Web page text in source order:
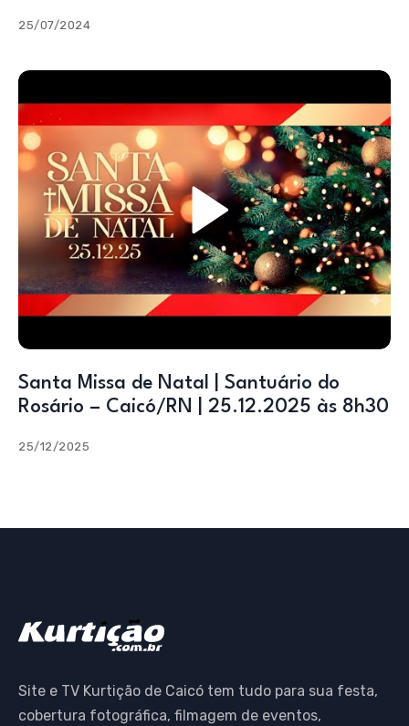
25/07/2024
Santa Missa de Natal | Santuário do
Rosário – Caicó/RN | 25.12.2025 às 8h30
25/12/2025
Site e TV Kurtição de Caicó tem tudo para sua festa,
cobertura fotográfica, filmagem de eventos,